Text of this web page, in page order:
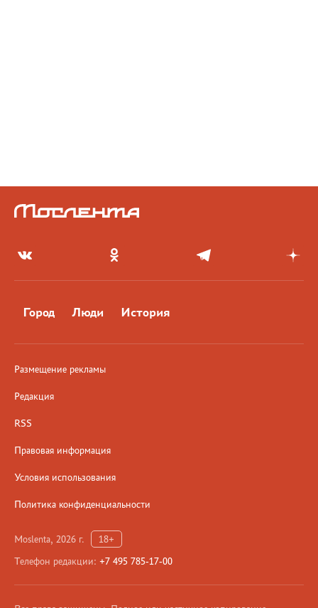
Город Люди История
Размещение рекламы
Редакция
RSS
Правовая информация
Условия использования
Политика конфиденциальности
Moslenta, 2026 г.
18+
Телефон редакции: +7 495 785-17-00